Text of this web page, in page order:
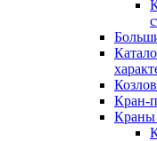
Кран-
Краны